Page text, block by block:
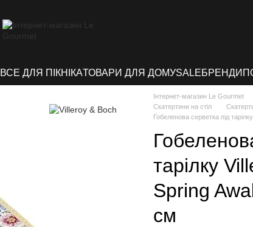
ВСЕ ДЛЯ ПІКНІКАТОВАРИ ДЛЯ ДОМУSALEБРЕНДИ
Інтернет-магазин Le Gourmet
Скатертини на стіл
Гобеленова серветка під
тарілку
Spring
см